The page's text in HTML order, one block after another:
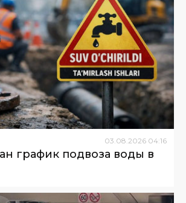
03 08 2026 04:16
график подвоза воды в